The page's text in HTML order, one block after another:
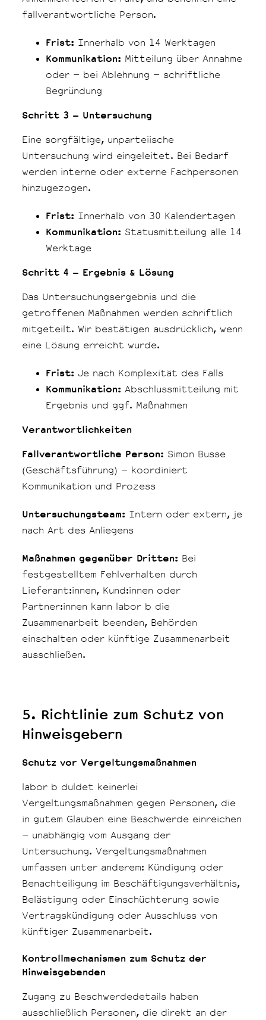
fallverantwortliche Person.
Frist: Innerhalb von 14 Werktagen
Kommunikation: Mitteilung über Annahme
oder – bei Ablehnung – schriftliche
Begründung
Schritt 3 – Untersuchung
Eine sorgfältige, unparteiische
Untersuchung wird eingeleitet. Bei Bedarf
werden interne oder externe Fachpersonen
hinzugezogen.
Frist: Innerhalb von 30 Kalendertagen
Kommunikation: Statusmitteilung alle 14
Werktage
Schritt 4 – Ergebnis & Lösung
Das Untersuchungsergebnis und die
getroffenen Maßnahmen werden schriftlich
mitgeteilt. Wir bestätigen ausdrücklich, wenn
eine Lösung erreicht wurde.
Frist: Je nach Komplexität des Falls
Kommunikation: Abschlussmitteilung mit
Ergebnis und ggf. Maßnahmen
Verantwortlichkeiten
Fallverantwortliche Person: Simon Busse
(Geschäftsführung) – koordiniert
Kommunikation und Prozess
Untersuchungsteam: Intern oder extern, je
nach Art des Anliegens
Maßnahmen gegenüber Dritten: Bei
festgestelltem Fehlverhalten durch
Lieferant:innen, Kund:innen oder
Partner:innen kann labor b die
Zusammenarbeit beenden, Behörden
einschalten oder künftige Zusammenarbeit
ausschließen.
5. Richtlinie zum Schutz von
Hinweisgebern
Schutz vor Vergeltungsmaßnahmen
labor b duldet keinerlei
Vergeltungsmaßnahmen gegen Personen, die
in gutem Glauben eine Beschwerde einreichen
– unabhängig vom Ausgang der
Untersuchung. Vergeltungsmaßnahmen
umfassen unter anderem: Kündigung oder
Benachteiligung im Beschäftigungsverhältnis,
Belästigung oder Einschüchterung sowie
Vertragskündigung oder Ausschluss von
künftiger Zusammenarbeit.
Kontrollmechanismen zum Schutz der
Hinweisgebenden
Zugang zu Beschwerdedetails haben
ausschließlich Personen, die direkt an der